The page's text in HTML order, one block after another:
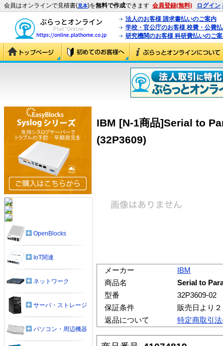
会員はオンラインで見積書(見本)を無料で作成できます 会員登録(無料) ログイン
法人のお客様 請求書払いのご案内
学校・官公庁のお客様 校費・公費
研究機関のお客様 科研費払いのご
IBM [N-1商品]Serial to
(32P3609)
メーカー
IBM
商品名
Serial to
型番
32P3609-02
保証条件
販売日より
返品について
特定商取引
OpenBlocks
IoT関連
ネットワーク
サーバ・ストレージ
パソコン・周辺機器